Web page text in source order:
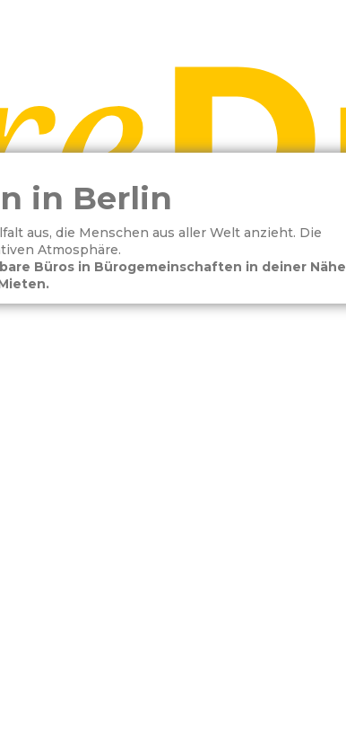
in Berlin
aus, die Menschen aus aller Welt anzieht. Die
Atmosphäre.
Büros in Bürogemeinschaften in deiner Nähe